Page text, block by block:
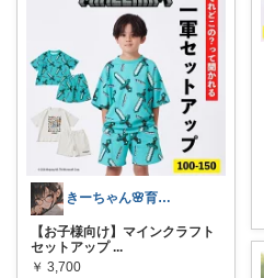
きーちゃん🌸育児グッズお纏め👶
【お子様向け】マインクラフト
セットアップ ...
￥ 3,700